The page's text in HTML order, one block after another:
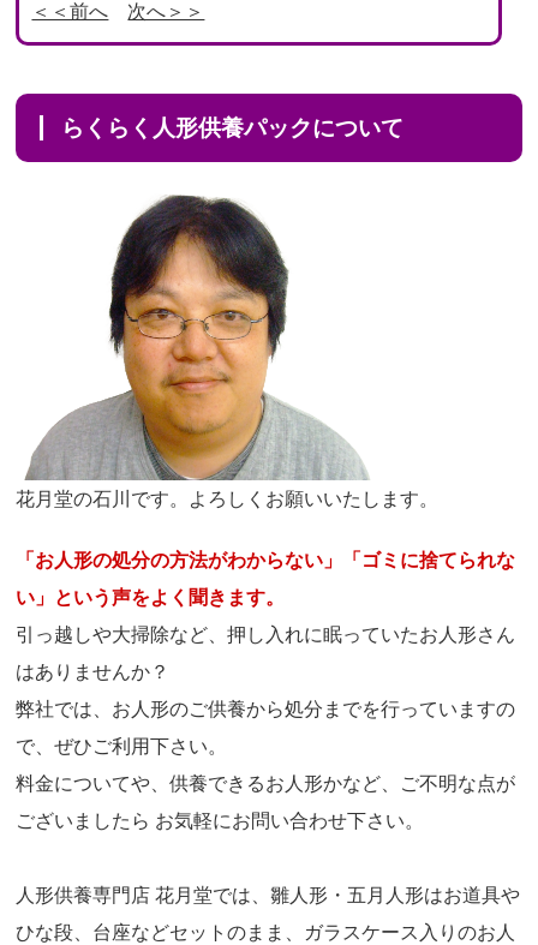
＜＜前へ 次へ＞＞
らくらく人形供養パックについて
花月堂の石川です。よろしくお願いいたします。
「お人形の処分の方法がわからない」「ゴミに捨てられな
い」という声をよく聞きます。
引っ越しや大掃除など、押し入れに眠っていたお人形さん
はありませんか？
弊社では、お人形のご供養から処分までを行っていますの
で、ぜひご利用下さい。
料金についてや、供養できるお人形かなど、ご不明な点が
ございましたら お気軽にお問い合わせ下さい。
人形供養専門店 花月堂では、雛人形・五月人形はお道具や
ひな段、台座などセットのまま、ガラスケース入りのお人